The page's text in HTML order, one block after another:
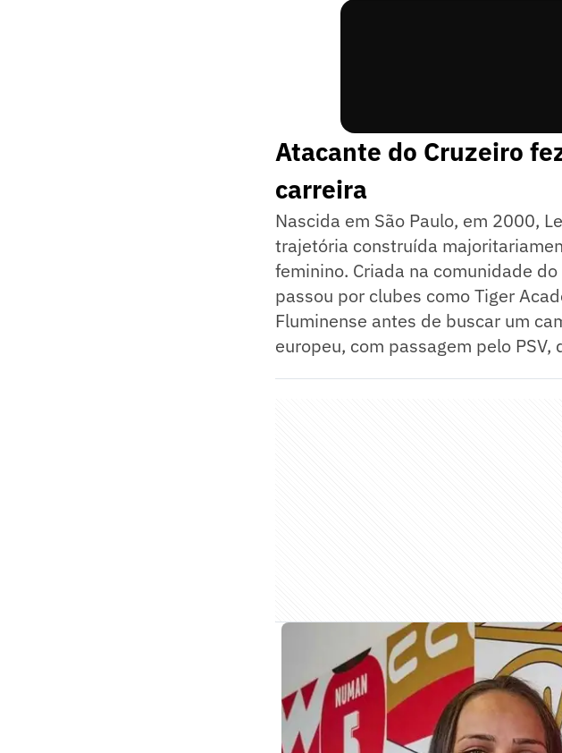
Atacante do Cruzeiro
carreira
Nascida em São Paulo, em 2000,
trajetória construída
feminino. Criada na comunidade
passou por clubes como Tiger
Fluminense antes de buscar um
europeu, com passagem pelo